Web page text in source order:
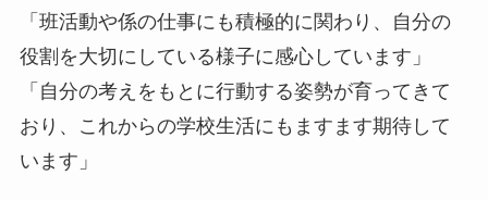
「班活動や係の仕事にも積極的に関わり、自分の
役割を大切にしている様子に感心しています」
「自分の考えをもとに行動する姿勢が育ってきて
おり、これからの学校生活にもますます期待して
います」